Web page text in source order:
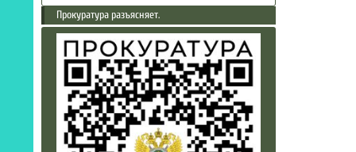
Прокуратура разъясняет.